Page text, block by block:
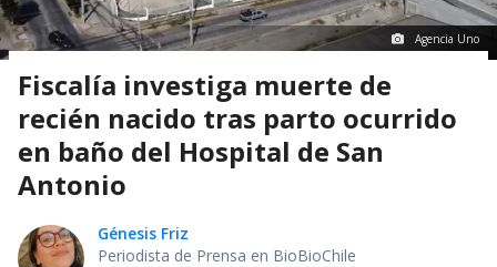
Agencia Uno
Fiscalía investiga muerte de
recién nacido tras parto ocurrido
en baño del Hospital de San
Antonio
Génesis Friz
Periodista de Prensa en BioBioChile